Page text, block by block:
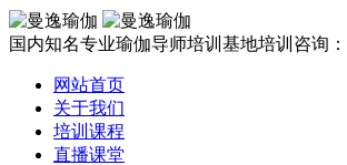
国内知名专业瑜伽导师培训基地培训咨询：
网站首页
关于我们
培训课程
直播课堂